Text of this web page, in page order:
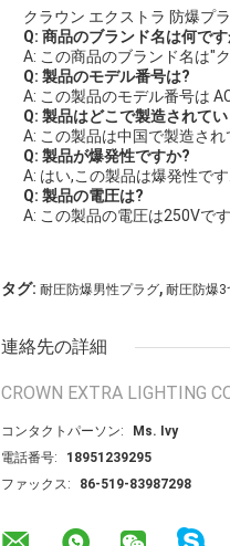
クラウン エクストラ 防爆プ
Q: 商品のブランド名は何で
A: この商品のブランド名は"
Q: 製品のモデル番号は?
A: この製品のモデル番号は
Q: 製品はどこで製造されて
A: この製品は中国で製造され
Q: 製品が爆発性ですか?
A: はい,この製品は爆発性です.
Q: 製品の電圧は?
A: この製品の電圧は250Vで
タグ: 耐圧防爆男性プラグ, 耐圧防爆3
連絡先の詳細
CROWN EXTRA LIGHTING
コンタクトパーソン:
Ms. Ivy
電話番号:
18951239295
ファックス:
86-519-83987298